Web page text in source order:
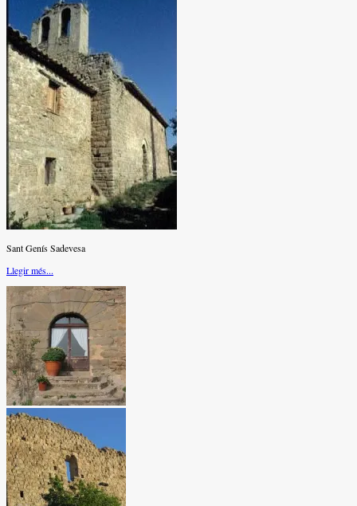
Sant Genís Sadevesa
Llegir més...